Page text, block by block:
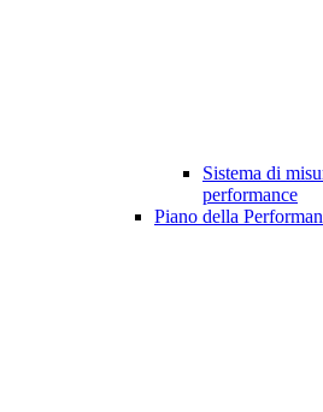
Sistema di
performance
Piano della